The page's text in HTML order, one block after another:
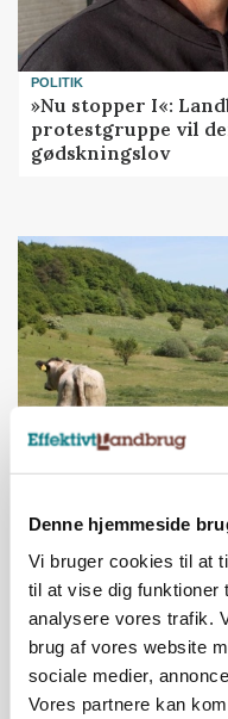
Denne hjemmeside
Vi bruger cookies til at
til at vise dig funktioner
analysere vores trafik.
brug af vores website
sociale medier,
Vores partnere kan
POLITIK
»Nu stopper I«:
protestgruppe vil
gødskningslov
KVÆG
Snart kan man
PLANTER
Før såmaskinen
skadedyrsrisici